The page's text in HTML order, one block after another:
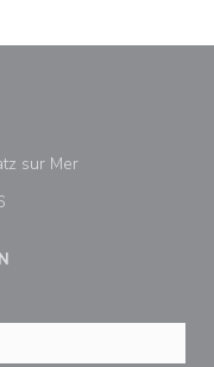
sur Mer((ouvre une